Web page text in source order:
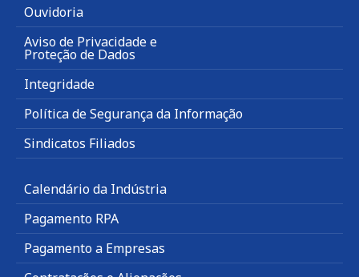
Ouvidoria
Aviso de Privacidade e
Proteção de Dados
Integridade
Política de Segurança da Informação
Sindicatos Filiados
Calendário da Indústria
Pagamento RPA
Pagamento a Empresas